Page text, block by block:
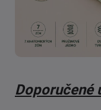
Doporučené